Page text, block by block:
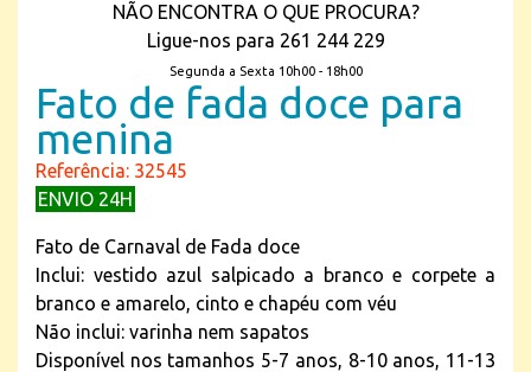
NÃO ENCONTRA O QUE PROCURA?
Ligue-nos para 261 244 229
Segunda a Sexta 10h00 - 18h00
Fato de fada doce para
menina
Referência: 32545
ENVIO 24H
Fato de Carnaval de Fada doce
Inclui: vestido azul salpicado a branco e corpete a
branco e amarelo, cinto e chapéu com véu
Não inclui: varinha nem sapatos
Disponível nos tamanhos 5-7 anos, 8-10 anos, 11-13